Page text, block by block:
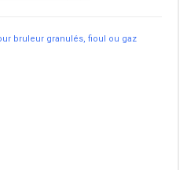
bruleur granulés, fioul ou gaz